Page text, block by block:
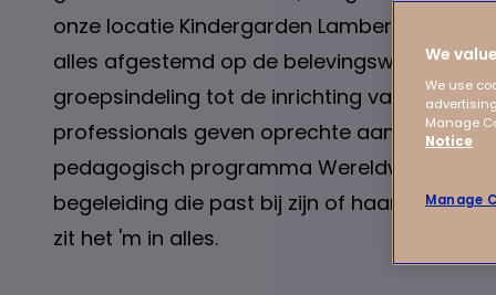
onze locatie Kindergarden Lambertus
alles afgestemd op de belevingswereld van
groepsindeling tot de inrichting van de tuin.
professionals geven oprechte aandacht en
pedagogisch programma Wereldwijs. Zo
begeleiding die past bij zijn of haar
zit het 'm in alles.
We
We use
Manage
Notice
Manage